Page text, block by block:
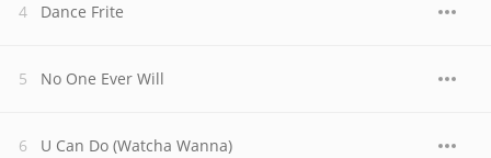
Dance Frite
No One Ever Will
U Can Do (Watcha Wanna)